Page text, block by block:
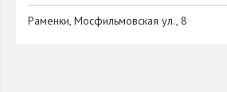
Раменки, Мосфильмовская ул., 8